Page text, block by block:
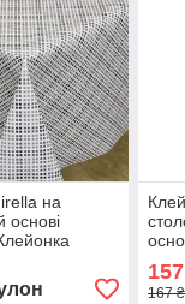
на
основі
1
157
167